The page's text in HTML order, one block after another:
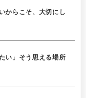
からこそ、大切にし
い」そう思える場所